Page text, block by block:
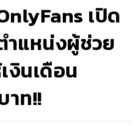
เปิด
ำแหน่งผู้ช่วย
งินเดือน
าท!!